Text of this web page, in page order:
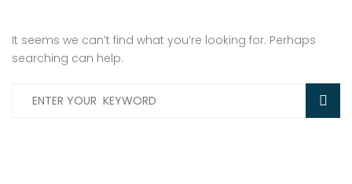
It seems we can’t find what you’re looking for. Perhaps
searching can help.